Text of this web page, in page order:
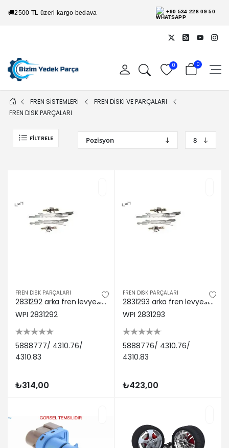
🚚2500 TL üzeri kargo bedava +90 534 228 09 50
0 0
FREN SİSTEMLERİ
FREN DİSKİ VE PARÇALARI
FREN DİSK PARÇALARI
FILTRELE
FREN DİSK PARÇALARI
2831292 arka fren levyesi cırcırı sol tmpr-clıo-partner-206 wpı 5888777/ 4310.76/ 4310.83
WPI 2831292
5888777/ 4310.76/
4310.83
₺314,00
FREN DİSK PARÇALARI
2831293 arka fren levyesi cırcırı sağ tmpr-clıo-partner-206 wpı 5888776/ 4310.76/ 4310.83
WPI 2831293
5888776/ 4310.76/
4310.83
₺423,00